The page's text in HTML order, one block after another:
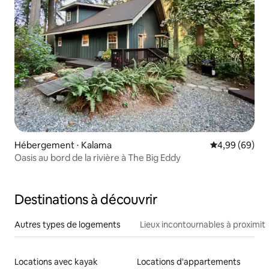
Hébergement ⋅ Kalama Évaluation
4,99 (69)
Oasis au bord de la rivière à The Big Eddy
Destinations à découvrir
Autres types de logements Lieux incontournables à
Locations avec kayak
Locations d'appartements